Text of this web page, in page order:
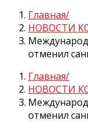
Главная
НОВОСТИ
отменил
Главная
НОВОСТИ
отменил